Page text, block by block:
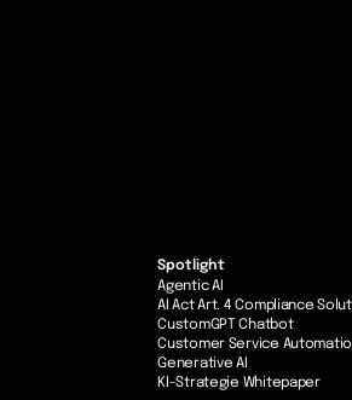
Spotlight
Agentic AI
AI Act Art. 4 Compliance
CustomGPT Chatbot
Customer Service
Generative AI
KI-Strategie Whitepaper